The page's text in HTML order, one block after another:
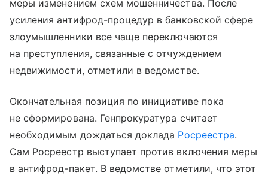
меры изменением схем мошенничества. После
усиления антифрод-процедур в банковской сфере
злоумышленники все чаще переключаются
на преступления, связанные с отчуждением
недвижимости, отметили в ведомстве.
Окончательная позиция по инициативе пока
не сформирована. Генпрокуратура считает
необходимым дождаться доклада Росреестра.
Сам Росреестр выступает против включения меры
в антифрод-пакет. В ведомстве отметили, что этот